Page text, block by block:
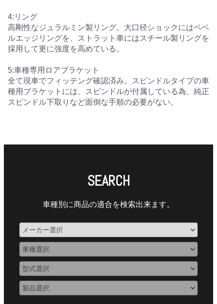
4:リング
高剛性なジュラルミン製リング。大口径ショックにはベベ
ルエッジリングを、ストラット車にはスチール製リングを
採用して更に強度を高めている。
5:車種専用ロアブラケット
全て現車でフィッテング確認済み。スピンドルタイプの車
種用ブラケットには、スピンドルが付属している為、純正
スピンドル下取りなど面倒な手順の必要がない。
SEARCH
車種別に商品の適合を検索出来ます。